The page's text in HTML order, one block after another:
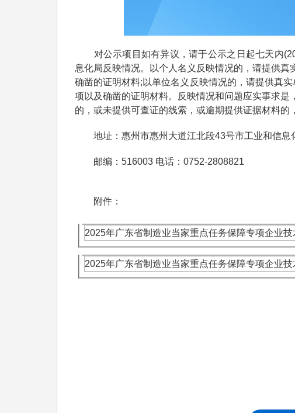
对公示项目如有异议，请于公示之日起七天内
息化局反映情况。以个人名义反映情况的，请提供
确凿的证明材料;以单位名义反映情况的，请提供真
项以及确凿的证明材料。反映情况和问题应实事求
的，或未提供可查证的线索，或逾期提供证据材料的
地址：惠州市惠州大道江北段43号市工业和信息
邮编：516003 电话：0752-2808821
附件：
2025年广东省制造业当家重点任务保障专项企业技
2025年广东省制造业当家重点任务保障专项企业